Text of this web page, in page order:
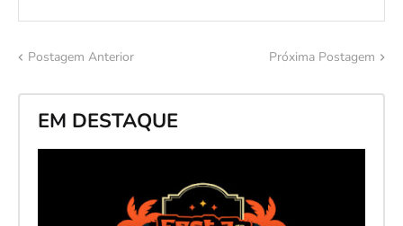
Postagem Anterior Próxima Postagem
EM DESTAQUE